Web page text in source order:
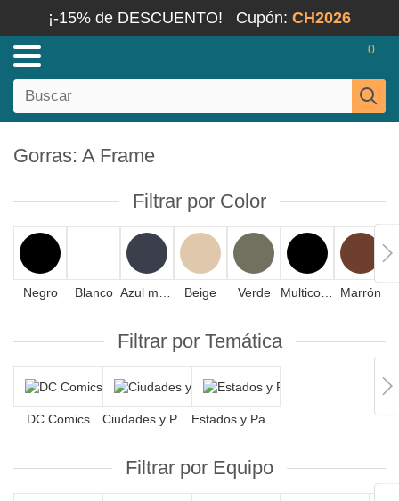
¡-15% de DESCUENTO! Cupón: CH2026
0
Gorras: A Frame
Filtrar por Color
Negro Blanco Beige Verde Marrón
Filtrar por Temática
DC Comics Ciudades y Playas Estados y Países
Filtrar por Equipo